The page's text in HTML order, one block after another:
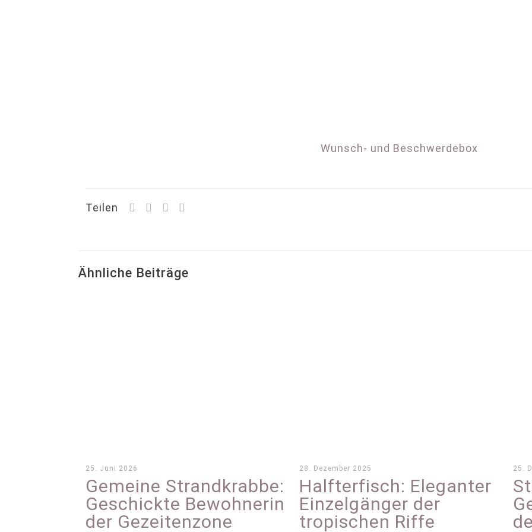
Wunsch- und Beschwerdebox
Teilen
Ähnliche Beiträge
25. Juni 2026
Gemeine Strandkrabbe:
Geschickte Bewohnerin
der Gezeitenzone
28. Dezember 2025
Halfterfisch: Eleganter
Einzelgänger der
tropischen Riffe
25.